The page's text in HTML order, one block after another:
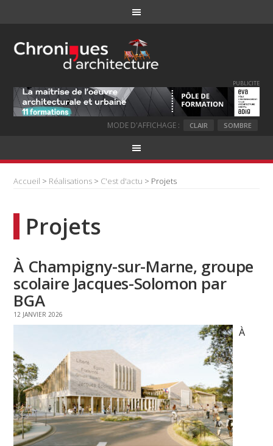
PUBLICITE
MODE D'AFFICHAGE : CLAIR SOMBRE
Accueil > Réalisations > C'est d'actu > Projets
Projets
À Champigny-sur-Marne, groupe
scolaire Jacques-Solomon par
BGA
12 JANVIER 2026
À